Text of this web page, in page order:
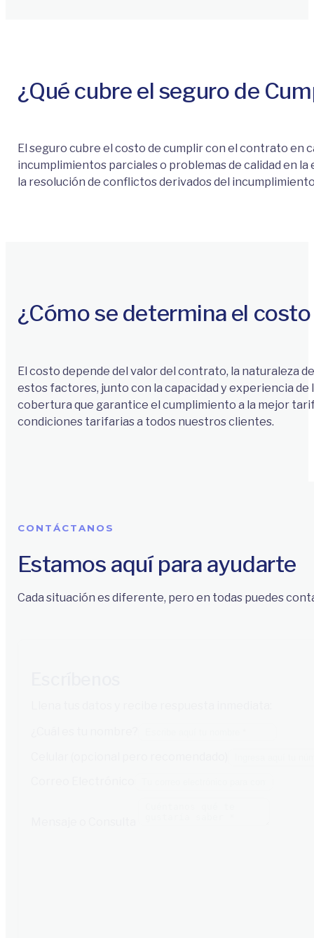
¿Qué cubre el seguro de
El seguro cubre el costo de cumplir con el contrato en
incumplimientos parciales o problemas de calidad en
la resolución de conflictos derivados del
¿Cómo se determina el
El costo depende del valor del contrato, la naturaleza
estos factores, junto con la capacidad y experiencia
cobertura que garantice el cumplimiento a la mejor
condiciones tarifarias a todos nuestros clientes.
CONTÁCTANOS
Estamos aquí para ayudarte
Cada situación es diferente, pero en todas puedes